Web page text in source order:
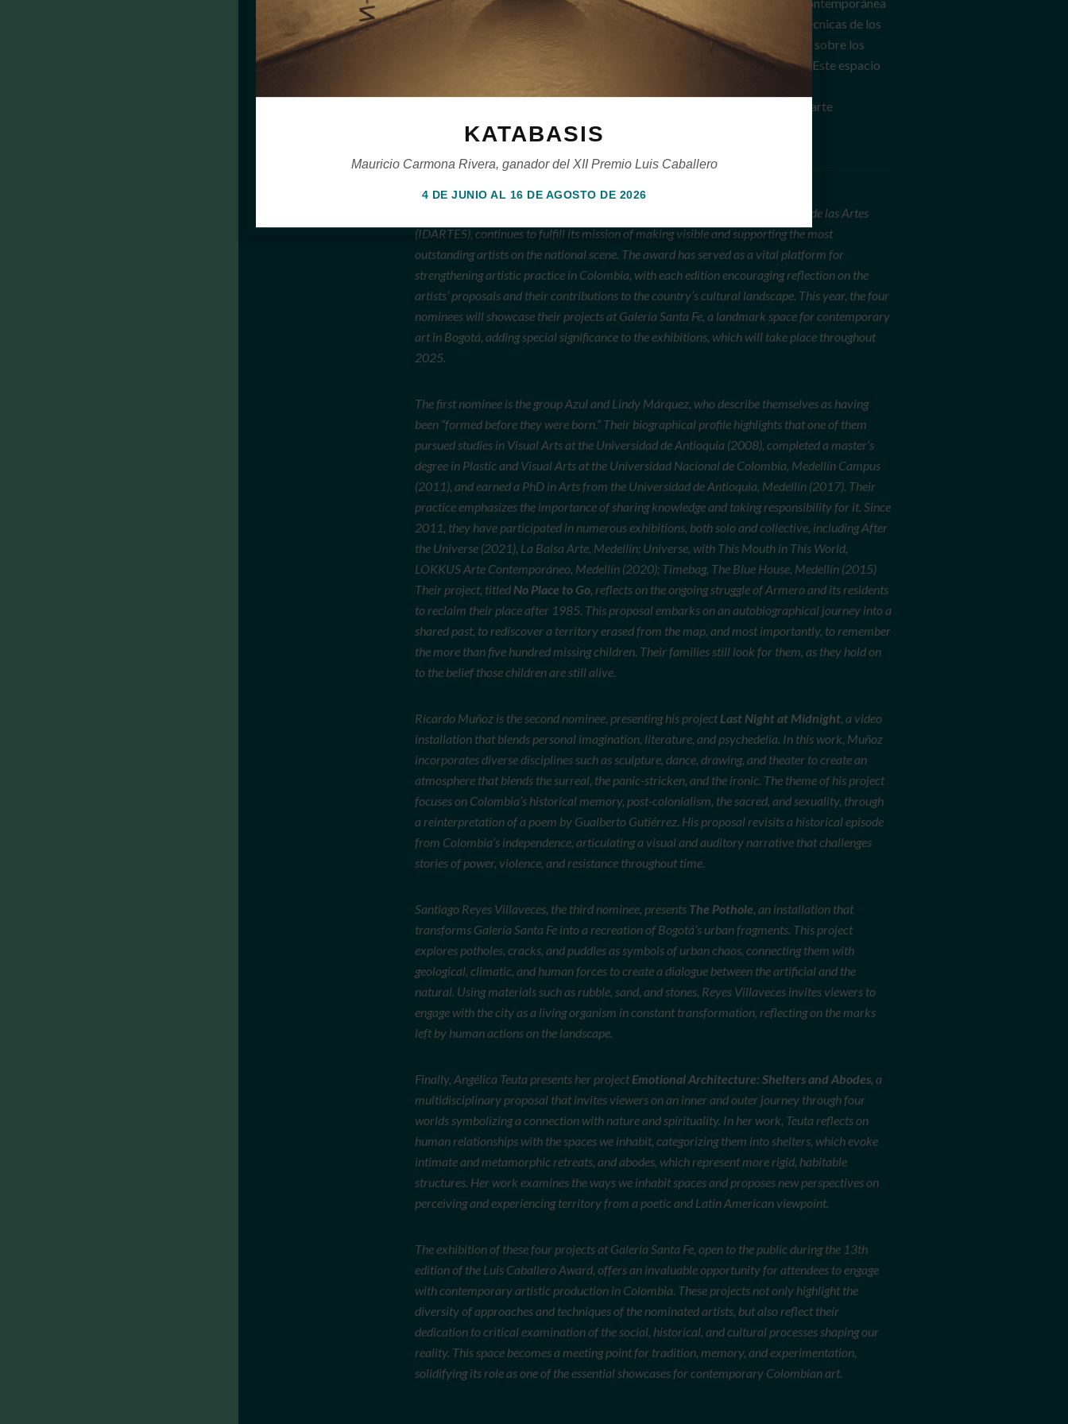
en Colombia. Los proyectos no solo reflejan la diversidad de enfoques y técnicas de los
artistas nominados, sino también sus compromisos con la reflexión crítica sobre los
procesos sociales, históricos y culturales que configuran nuestra realidad. Este espacio
experimentación, consolidándose como una de las principales vitrinas del arte
colombiano actual.
The 13th edition of the Luis Caballero Award, granted by the Instituto Distrital de las Artes
(IDARTES), continues to fulfill its mission of making visible and supporting the most
outstanding artists on the national scene. The award has served as a vital platform for
strengthening artistic practice in Colombia, with each edition encouraging reflection on the
artists’ proposals and their contributions to the country’s cultural landscape. This year, the four
nominees will showcase their projects at Galería Santa Fe, a landmark space for contemporary
art in Bogotá, adding special significance to the exhibitions, which will take place throughout
2025.
The first nominee is the group Azul and Lindy Márquez, who describe themselves as having
been “formed before they were born.” Their biographical profile highlights that one of them
pursued studies in Visual Arts at the Universidad de Antioquia (2008), completed a master’s
degree in Plastic and Visual Arts at the Universidad Nacional de Colombia, Medellín Campus
(2011), and earned a PhD in Arts from the Universidad de Antioquia, Medellín (2017). Their
practice emphasizes the importance of sharing knowledge and taking responsibility for it. Since
2011, they have participated in numerous exhibitions, both solo and collective, including After
the Universe (2021), La Balsa Arte, Medellín; Universe, with This Mouth in This World,
LOKKUS Arte Contemporáneo, Medellín (2020); Timebag, The Blue House, Medellín (2015)
Their project, titled No Place to Go, reflects on the ongoing struggle of Armero and its residents
to reclaim their place after 1985. This proposal embarks on an autobiographical journey into a
shared past, to rediscover a territory erased from the map, and most importantly, to remember
the more than five hundred missing children. Their families still look for them, as they hold on
to the belief those children are still alive.
Ricardo Muñoz is the second nominee, presenting his projectLast Night at Midnight, a video
installation that blends personal imagination, literature, and psychedelia. In this work, Muñoz
incorporates diverse disciplines such as sculpture, dance, drawing, and theater to create an
atmosphere that blends the surreal, the panic-stricken, and the ironic. The theme of his project
focuses on Colombia’s historical memory, post-colonialism, the sacred, and sexuality, through
a reinterpretation of a poem by Gualberto Gutiérrez. His proposal revisits a historical episode
from Colombia’s independence, articulating a visual and auditory narrative that challenges
stories of power, violence, and resistance throughout time.
Santiago Reyes Villaveces, the third nominee, presents The Pothole, an installation that
transforms Galería Santa Fe into a recreation of Bogotá’s urban fragments. This project
explores potholes, cracks, and puddles as symbols of urban chaos, connecting them with
geological, climatic, and human forces to create a dialogue between the artificial and the
natural. Using materials such as rubble, sand, and stones, Reyes Villaveces invites viewers to
engage with the city as a living organism in constant transformation, reflecting on the marks
left by human actions on the landscape.
Finally, Angélica Teuta presents her projectEmotional Architecture: Shelters and Abodes, a
multidisciplinary proposal that invites viewers on an inner and outer journey through four
worlds symbolizing a connection with nature and spirituality. In her work, Teuta reflects on
human relationships with the spaces we inhabit, categorizing them into shelters, which evoke
intimate and metamorphic retreats, and abodes, which represent more rigid, habitable
structures. Her work examines the ways we inhabit spaces and proposes new perspectives on
perceiving and experiencing territory from a poetic and Latin American viewpoint.
The exhibition of these four projects at Galería Santa Fe, open to the public during the 13th
edition of the Luis Caballero Award, offers an invaluable opportunity for attendees to engage
with contemporary artistic production in Colombia. These projects not only highlight the
diversity of approaches and techniques of the nominated artists, but also reflect their
dedication to critical examination of the social, historical, and cultural processes shaping our
reality. This space becomes a meeting point for tradition, memory, and experimentation,
solidifying its role as one of the essential showcases for contemporary Colombian art.
KATABASIS
Mauricio Carmona Rivera, ganador del XII Premio Luis Caballero
4 DE JUNIO AL 16 DE AGOSTO DE 2026